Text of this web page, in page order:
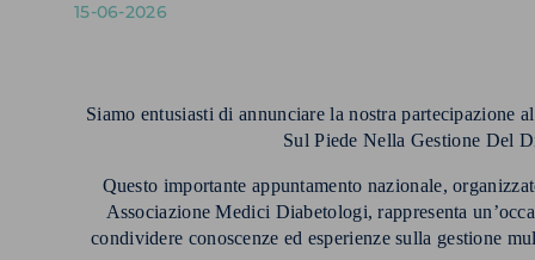
15-06-2026
Siamo entusiasti di annunciare la nostra
Sul Piede Nella Gestione Del
Questo importante appuntamento nazionale,
Associazione Medici Diabetologi, rappresenta
condividere conoscenze ed esperienze sulla gestione